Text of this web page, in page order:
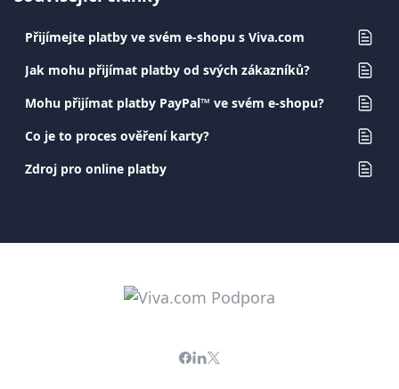
Přijímejte platby ve svém e-shopu s Viva.com
Jak mohu přijímat platby od svých zákazníků?
Mohu přijímat platby PayPal™ ve svém e-shopu?
Co je to proces ověření karty?
Zdroj pro online platby